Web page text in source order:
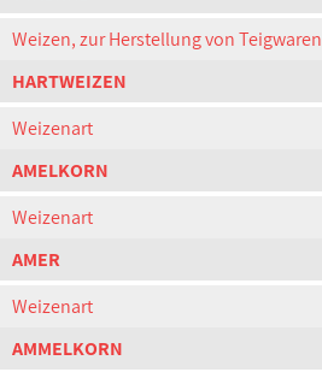
Weizen, zur Herstellung von Teigwaren
HARTWEIZEN
Weizenart
AMELKORN
Weizenart
AMER
Weizenart
AMMELKORN